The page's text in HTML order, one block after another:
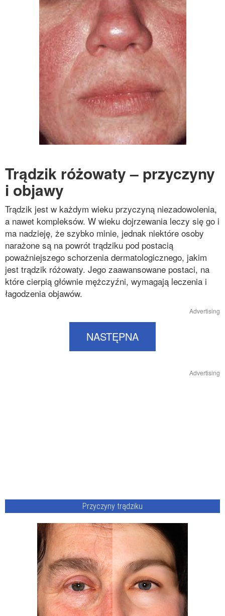
Trądzik różowaty – przyczyny
i objawy
Trądzik jest w każdym wieku przyczyną niezadowolenia,
a nawet kompleksów. W wieku dojrzewania leczy się go i
ma nadzieję, że szybko minie, jednak niektóre osoby
narażone są na powrót trądziku pod postacią
poważniejszego schorzenia dermatologicznego, jakim
jest trądzik różowaty. Jego zaawansowane postaci, na
które cierpią głównie mężczyźni, wymagają leczenia i
łagodzenia objawów.
Advertising
NASTĘPNA
Advertising
Przyczyny trądziku